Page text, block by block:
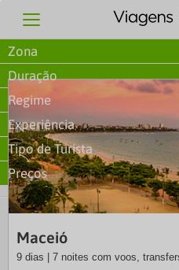
Zona
Duração
Regime
Experiência
Tipo de Turista
Preços
Maceió
9 dias | 7 noites com voos,